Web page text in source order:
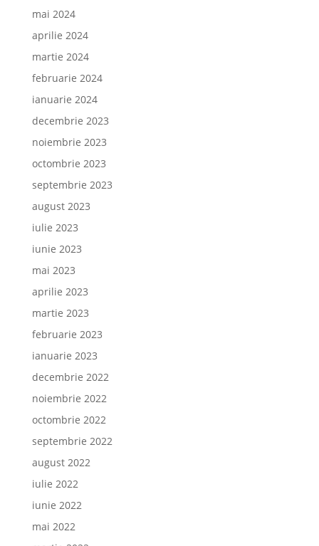
mai 2024
aprilie 2024
martie 2024
februarie 2024
ianuarie 2024
decembrie 2023
noiembrie 2023
octombrie 2023
septembrie 2023
august 2023
iulie 2023
iunie 2023
mai 2023
aprilie 2023
martie 2023
februarie 2023
ianuarie 2023
decembrie 2022
noiembrie 2022
octombrie 2022
septembrie 2022
august 2022
iulie 2022
iunie 2022
mai 2022